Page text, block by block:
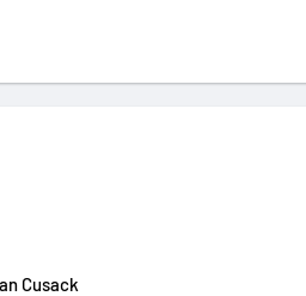
salarak kaosa
eğlence dolu bir serüven…
Tim Allen, Joan Cusack